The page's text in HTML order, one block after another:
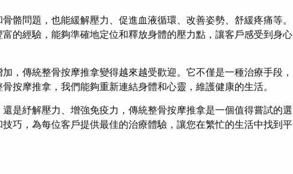
骼問題，也能緩解壓力、促進血液循環、改善姿勢、舒緩疼痛等。
的經驗，能夠準確地定位和釋放身體的壓力點，讓客戶感受到身心
，傳統整骨按摩推拿變得越來越受歡迎。它不僅是一種治療手段，
按摩推拿，我們能夠重新連結身體和心靈，維護健康的生活。
是紓解壓力、增強免疫力，傳統整骨按摩推拿是一個值得嘗試的選
巧，為每位客戶提供最佳的治療體驗，讓您在繁忙的生活中找到平